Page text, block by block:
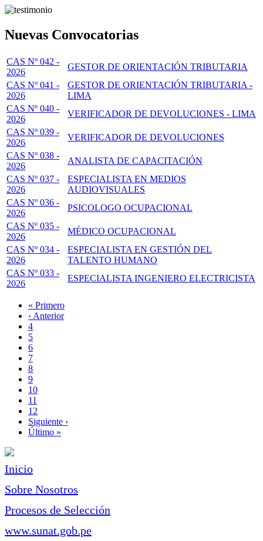
Nuevas Convocatorias
CAS Nº 042 -
2026
GESTOR DE ORIENTACIÓN TRIBUTARIA
CAS Nº 041 -
2026
GESTOR DE ORIENTACIÓN TRIBUTARIA -
LIMA
CAS Nº 040 -
2026
VERIFICADOR DE DEVOLUCIONES - LIMA
CAS Nº 039 -
2026
VERIFICADOR DE DEVOLUCIONES
CAS Nº 038 -
2026
ANALISTA DE CAPACITACIÓN
CAS Nº 037 -
2026
ESPECIALISTA EN MEDIOS
AUDIOVISUALES
CAS Nº 036 -
2026
PSICOLOGO OCUPACIONAL
CAS Nº 035 -
2026
MÉDICO OCUPACIONAL
CAS Nº 034 -
2026
ESPECIALISTA EN GESTIÓN DEL
TALENTO HUMANO
CAS Nº 033 -
2026
ESPECIALISTA INGENIERO ELECTRICISTA
Paginación
Primera
página
« Primero
Página
anterior
‹ Anterior
Page
4
Page
5
Page
6
Page
7
Página
actual
8
Page
9
Page
10
Page
11
Page
12
Siguiente
página
Siguiente ›
Última
Último »
Inicio
Sobre Nosotros
Procesos de Selección
www.sunat.gob.pe